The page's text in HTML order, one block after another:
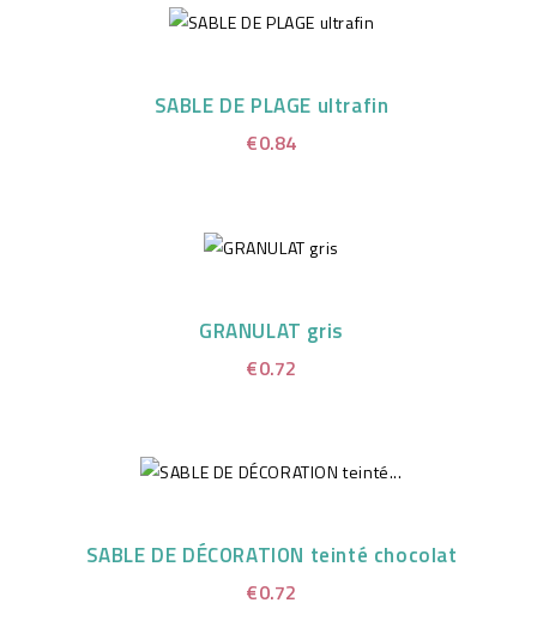
SABLE DE PLAGE ultrafin
€0.84
GRANULAT gris
€0.72
SABLE DE DÉCORATION teinté chocolat
€0.72